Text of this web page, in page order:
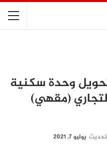
وحدة سكنية
(مقهي)
تحديث يوليو 7, 2021